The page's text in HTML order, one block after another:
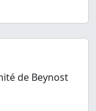
de Beynost